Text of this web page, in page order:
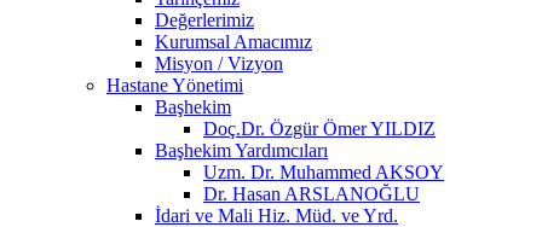
Değerlerimiz
Kurumsal Amacımız
Misyon / Vizyon
Hastane Yönetimi
Başhekim
Doç.Dr. Özgür Ömer YILDIZ
Başhekim Yardımcıları
Uzm. Dr. Muhammed AKSOY
Dr. Hasan ARSLANOĞLU
İdari ve Mali Hiz. Müd. ve Yrd.